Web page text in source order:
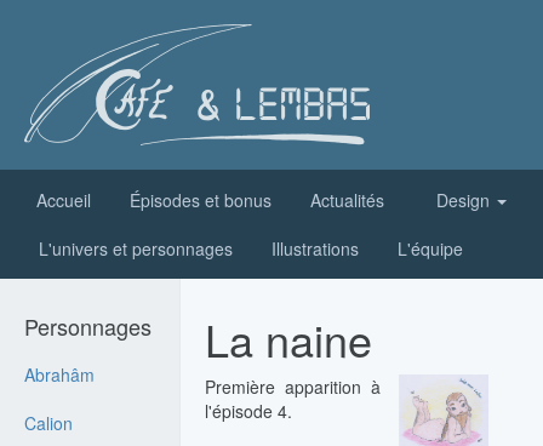
Design
Accueil Épisodes et bonus
Actualités
L'univers et personnages
Illustrations L'équipe
Personnages
Abrahâm
Calion
La naine
Première apparition à
l'épisode 4.